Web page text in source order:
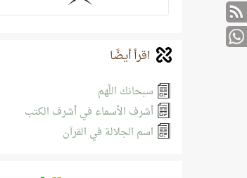
اقرأ أيضًا
سبحانك اللَّهم
أشرف الأسماء في أشرف الكتب
اسم الجلالة في القرآن